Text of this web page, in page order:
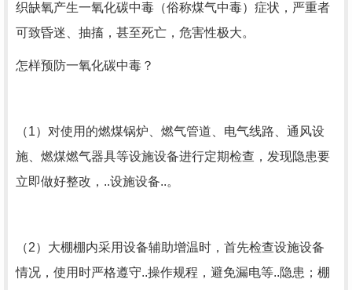
织缺氧产生一氧化碳中毒（俗称煤气中毒）症状，严重者
可致昏迷、抽搐，甚至死亡，危害性极大。
怎样预防一氧化碳中毒？
（1）对使用的燃煤锅炉、燃气管道、电气线路、通风设
施、燃煤燃气器具等设施设备进行定期检查，发现隐患要
立即做好整改，..设施设备..。
（2）大棚棚内采用设备辅助增温时，首先检查设施设备
情况，使用时严格遵守..操作规程，避免漏电等..隐患；棚